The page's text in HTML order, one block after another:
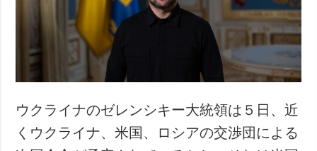
ウクライナのゼレンシキー大統領は５日、近
くウクライナ、米国、ロシアの交渉団による